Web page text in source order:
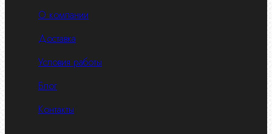
О компании
Доставка
Условия работы
Блог
Контакты